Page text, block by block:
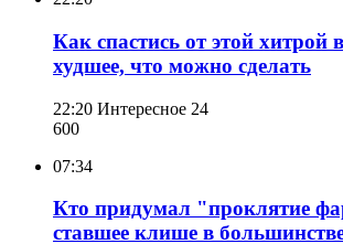
Как спастись от этой хитрой
худшее, что можно сделать
22:20 Интересное 24
600
07:34
Кто придумал "проклятие
ставшее клише в